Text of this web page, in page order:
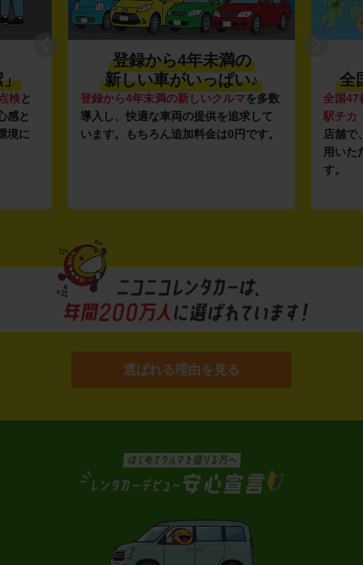
」
検と
感と
境に
登録から4年未満の
新しい車がいっぱい♪
登録から4年未満の新しいクルマを多数
導入し、快適な車両の提供を追求して
います。もちろん追加料金は0円です。
全
全国47
駅チカ
店舗で
用いた
す。
選ばれる理由を見る